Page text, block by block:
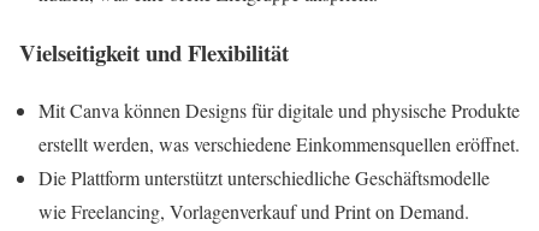
Vielseitigkeit und Flexibilität
Mit Canva können Designs für digitale und physische Produkte
erstellt werden, was verschiedene Einkommensquellen eröffnet.
Die Plattform unterstützt unterschiedliche Geschäftsmodelle
wie Freelancing, Vorlagenverkauf und Print on Demand.